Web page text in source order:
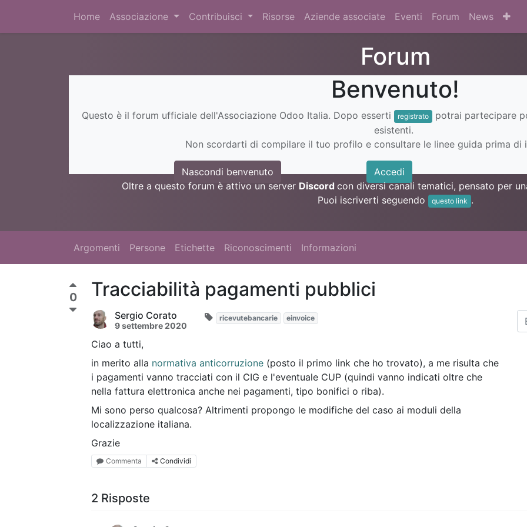
Home Associazione Contribuisci Risorse Aziende associate Eventi Forum News
Forum
Benvenuto!
Questo è il forum ufficiale dell'Associazione Odoo Italia. Dopo esserti registrato
potrai partecipare
esistenti.
Non scordarti di compilare il tuo profilo e consultare le linee guida prima di
Nascondi benvenuto Accedi
Oltre a questo forum è attivo un server Discord con diversi canali tematici, pensato per
Puoi iscriverti seguendo
questo link .
Argomenti Persone Etichette Riconoscimenti Informazioni
0 Tracciabilità pagamenti pubblici
Sergio Corato
9 settembre 2020
ricevutebancarie einvoice
Ciao a tutti,
in merito alla normativa anticorruzione (posto il primo link che ho trovato), a me risulta che
i pagamenti vanno tracciati con il CIG e l'eventuale CUP (quindi vanno indicati oltre che
nella fattura elettronica anche nei pagamenti, tipo bonifici o riba).
Mi sono perso qualcosa? Altrimenti propongo le modifiche del caso ai moduli della
localizzazione italiana.
Grazie
Commenta Condividi
2 Risposte